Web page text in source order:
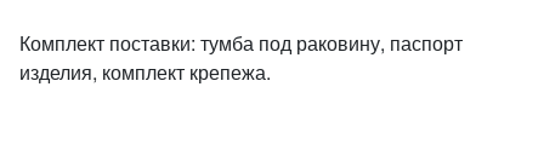
Комплект поставки: тумба под раковину, паспорт
изделия, комплект крепежа.